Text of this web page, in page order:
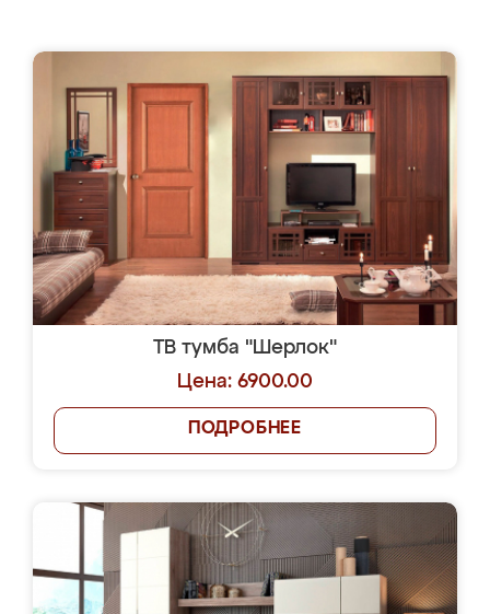
ТВ тумба "Шерлок"
Цена: 6900.00
ПОДРОБНЕЕ